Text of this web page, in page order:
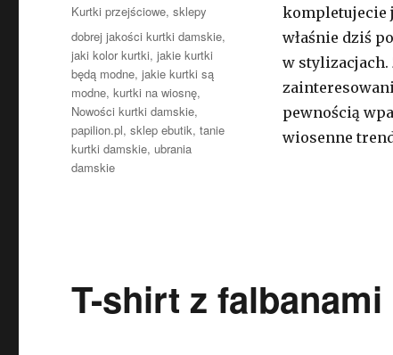
kompletujecie
właśnie dziś
w stylizacjach.
pewnością
wiosenne
Kategorie
Kurtki przejściowe,sklepy
Tagi
dobrej jakości kurtki damskie,
jaki kolor kurtki,jakie kurtki
będą modne,jakie kurtki są
modne,kurtki na wiosnę,
Nowości kurtki damskie,
papilion.pl,sklep ebutik,tanie
kurtki damskie, ubrania
damskie
T-shirt z